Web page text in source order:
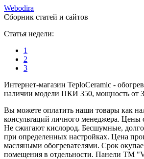
Webodira
Сборник статей и сайтов
Статья недели:
1
2
3
Интернет-магазин TeploCeramic -
наличии модели ПКИ 350, мощность от
Вы можете оплатить наши товары как
консультаций личного менеджера. Цены
Не сжигают кислород. Бесшумные, долго
при определенных настройках. Цена
масляными обогревателями. Срок
помещения в отдельности. Панели ТМ